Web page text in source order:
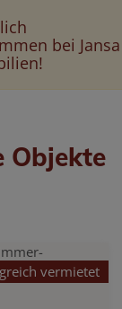
Objekte
vermietet